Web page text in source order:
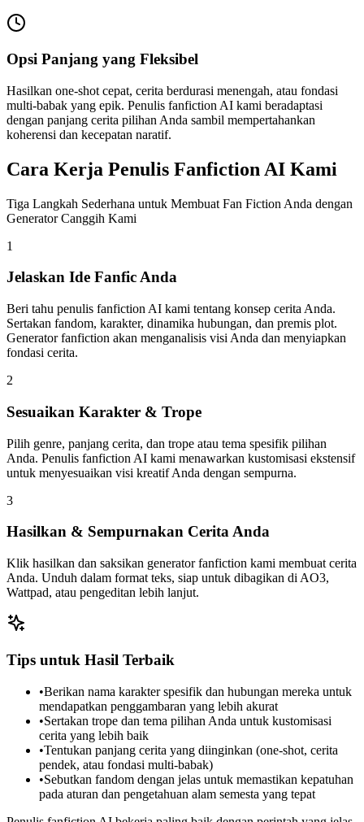
Opsi Panjang yang Fleksibel
Hasilkan one-shot cepat, cerita berdurasi menengah, atau fondasi
multi-babak yang epik. Penulis fanfiction AI kami beradaptasi
dengan panjang cerita pilihan Anda sambil mempertahankan
koherensi dan kecepatan naratif.
Cara Kerja Penulis Fanfiction AI Kami
Tiga Langkah Sederhana untuk Membuat Fan Fiction Anda dengan
Generator Canggih Kami
1
Jelaskan Ide Fanfic Anda
Beri tahu penulis fanfiction AI kami tentang konsep cerita Anda.
Sertakan fandom, karakter, dinamika hubungan, dan premis plot.
Generator fanfiction akan menganalisis visi Anda dan menyiapkan
fondasi cerita.
2
Sesuaikan Karakter & Trope
Pilih genre, panjang cerita, dan trope atau tema spesifik pilihan
Anda. Penulis fanfiction AI kami menawarkan kustomisasi ekstensif
untuk menyesuaikan visi kreatif Anda dengan sempurna.
3
Hasilkan & Sempurnakan Cerita Anda
Klik hasilkan dan saksikan generator fanfiction kami membuat cerita
Anda. Unduh dalam format teks, siap untuk dibagikan di AO3,
Wattpad, atau pengeditan lebih lanjut.
Tips untuk Hasil Terbaik
•Berikan nama karakter spesifik dan hubungan mereka untuk
mendapatkan penggambaran yang lebih akurat
•Sertakan trope dan tema pilihan Anda untuk kustomisasi
cerita yang lebih baik
•Tentukan panjang cerita yang diinginkan (one-shot, cerita
pendek, atau fondasi multi-babak)
•Sebutkan fandom dengan jelas untuk memastikan kepatuhan
pada aturan dan pengetahuan alam semesta yang tepat